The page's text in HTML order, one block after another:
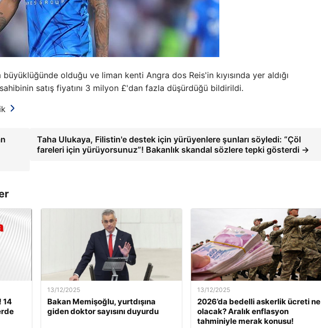
olduğu ve liman kenti Angra dos Reis'in kıyısında yer aldığı
satış fiyatını 3 milyon £'dan fazla düşürdüğü bildirildi.
Taha Ulukaya, Filistin'e destek için yürüyenlere şunları söyledi: “Çöl
fareleri için yürüyorsunuz”! Bakanlık skandal sözlere tepki gösterdi →
14
13/12/2025
Bakan Memişoğlu, yurtdışına
giden doktor sayısını duyurdu
13/12/2025
2026’da bedelli askerlik ücreti ne
olacak? Aralık enflasyon
tahminiyle merak konusu!